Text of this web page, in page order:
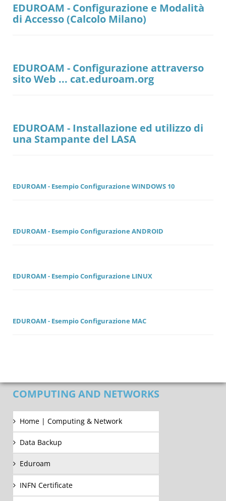
EDUROAM - Configurazione e Modalità
di Accesso (Calcolo Milano)
EDUROAM - Configurazione attraverso
sito Web ... cat.eduroam.org
EDUROAM - Installazione ed utilizzo di
una Stampante del LASA
EDUROAM - Esempio Configurazione WINDOWS 10
EDUROAM - Esempio Configurazione ANDROID
EDUROAM - Esempio Configurazione LINUX
EDUROAM - Esempio Configurazione MAC
COMPUTING AND NETWORKS
Home | Computing & Network
Data Backup
Eduroam
INFN Certificate